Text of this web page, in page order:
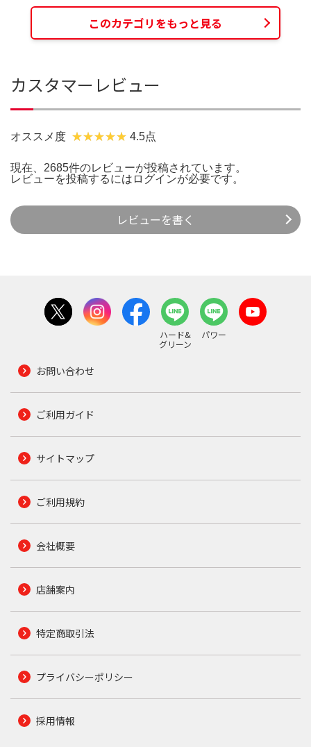
このカテゴリをもっと見る
カスタマーレビュー
オススメ度 4.5点
現在、2685件のレビューが投稿されています。
レビューを投稿するには ログインが必要です。
レビューを書く
ハード&
グリーン
パワー
お問い合わせ
ご利用ガイド
サイトマップ
ご利用規約
会社概要
店舗案内
特定商取引法
プライバシーポリシー
採用情報